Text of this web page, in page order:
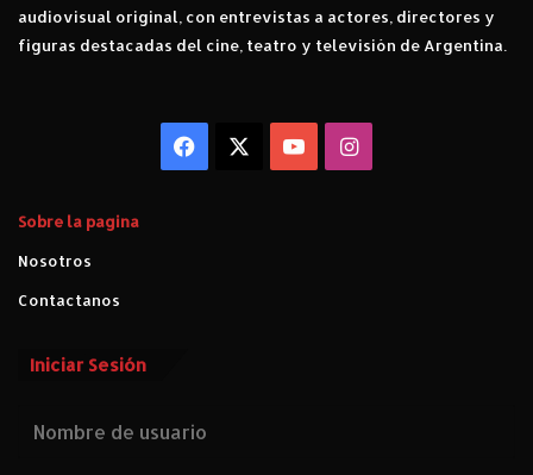
audiovisual original, con entrevistas a actores, directores y
figuras destacadas del cine, teatro y televisión de Argentina.
Facebook YouTubeInstagram
Sobre la pagina
Nosotros
Contactanos
Iniciar Sesión